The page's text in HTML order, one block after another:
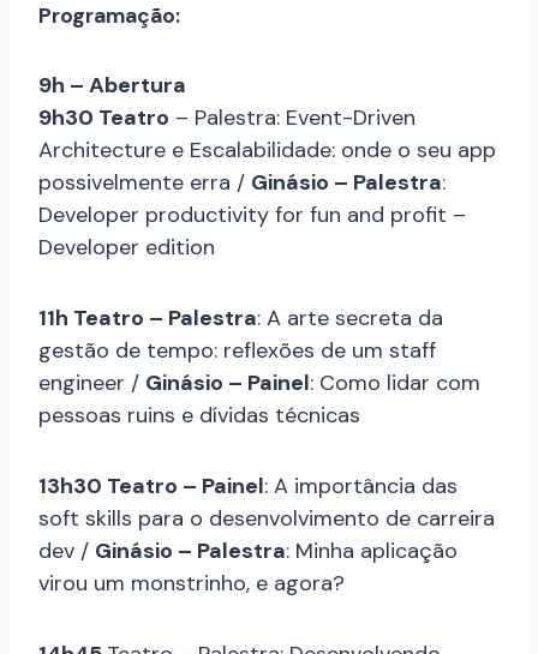
Programação:
9h – Abertura
9h30 Teatro – Palestra: Event-Driven
Architecture e Escalabilidade: onde o seu app
possivelmente erra / Ginásio – Palestra:
Developer productivity for fun and profit –
Developer edition
11h Teatro – Palestra: A arte secreta da
gestão de tempo: reflexões de um staff
engineer / Ginásio – Painel: Como lidar com
pessoas ruins e dívidas técnicas
13h30 Teatro – Painel: A importância das
soft skills para o desenvolvimento de carreira
dev / Ginásio – Palestra: Minha aplicação
virou um monstrinho, e agora?